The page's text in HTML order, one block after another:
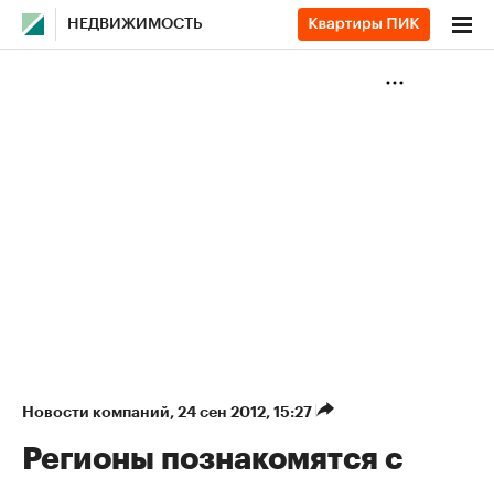
НЕДВИЖИМОСТЬ
Новости компаний⁠, 24 сен 2012, 15:27
Регионы познакомятся с